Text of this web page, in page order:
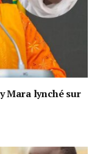
Mara lynché sur